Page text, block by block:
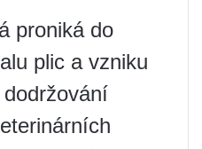
proniká do
plic a vzniku